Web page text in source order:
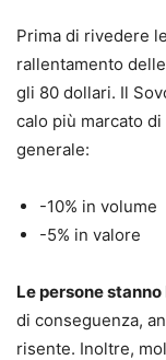
Prima di rivedere
rallentamento
gli 80 dollari. Il
calo più marcato
generale:
-10% in volume
-5% in valore
Le persone
di conseguenza,
risente. Inoltre,